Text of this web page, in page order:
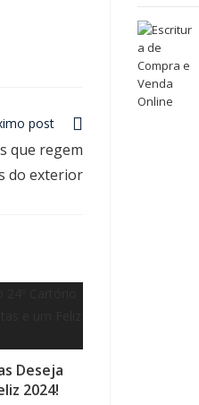
post
que regem
do exterior
Deseja
2024!